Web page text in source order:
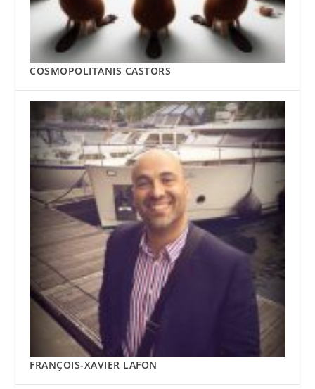
COSMOPOLITANIS CASTORS
FRANÇOIS-XAVIER LAFON